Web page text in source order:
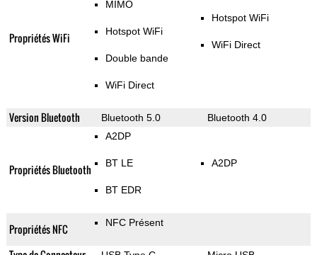
Propriétés WiFi
MIMO
Hotspot WiFi
Double bande
WiFi Direct
Hotspot WiFi
WiFi Direct
Version Bluetooth Bluetooth 5.0 Bluetooth 4.0
Propriétés Bluetooth
A2DP
BT LE
BT EDR
A2DP
Propriétés NFC NFC Présent